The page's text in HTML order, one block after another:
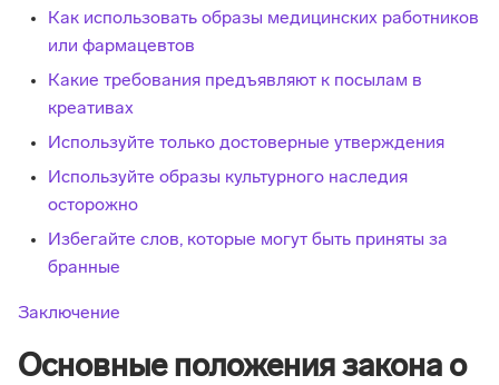
Как использовать образы медицинских работников
или фармацевтов
Какие требования предъявляют к посылам в
креативах
Используйте только достоверные утверждения
Используйте образы культурного наследия
осторожно
Избегайте слов, которые могут быть приняты за
бранные
Заключение
Основные положения закона о